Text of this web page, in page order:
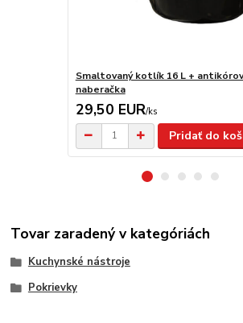
Smaltovaný kotlík 16 L +
naberačka
29,50 EUR/ks
Pridať do
Tovar zaradený v kategóriách
Kuchynské nástroje
Pokrievky